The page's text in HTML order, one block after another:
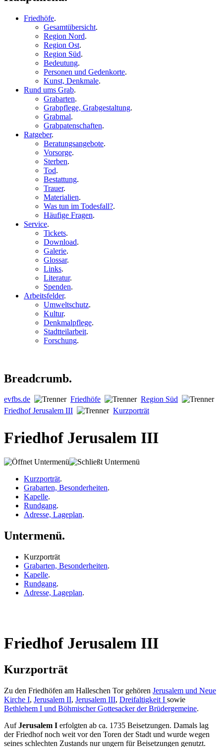
Friedhöfe.
Gesamtübersicht.
Region Nord.
Region Ost.
Region Süd.
Bedeutung.
Personen und Gedenkorte.
Kunst, Denkmale.
Rund ums Grab.
Grabarten.
Grabpflege, Grabgestaltung.
Grabmal.
Grabpatenschaften.
Ratgeber.
Beratungsangebote.
Vorsorge.
Sterben.
Tod.
Bestattung.
Trauer.
Materialien.
Was tun im Todesfall?.
Häufige Fragen.
Service.
Tickets.
Download.
Galerie.
Glossar.
Links.
Literatur.
Spenden.
Arbeitsfelder.
Umweltschutz.
Kultur.
Denkmalpflege.
Stadtteilarbeit.
Forschung.
Breadcrumb.
evfbs.de Friedhöfe
Region Süd
Friedhof Jerusalem III
Kurzporträt
Friedhof Jerusalem III
Kurzporträt.
Grabarten, Besonderheiten.
Kapelle.
Rundgang.
Adresse, Lageplan.
Untermenü.
Kurzporträt
Grabarten, Besonderheiten.
Kapelle.
Rundgang.
Adresse, Lageplan.
Friedhof Jerusalem III
Kurzporträt
Zu den Friedhöfen am Halleschen Tor gehören Jerusalem und Neue
Kirche I, Jerusalem II, Jerusalem III, Dreifaltigkeit I sowie
Bethlehem I und Böhmischer Gottesacker der Brüdergemeine.
AufJerusalem I erfolgten ab ca. 1735 Beisetzungen. Damals lag
der Friedhof noch weit vor den Toren der Stadt und wurde wegen
seines schlechten Zustands nur ungern für Beisetzungen genutzt.